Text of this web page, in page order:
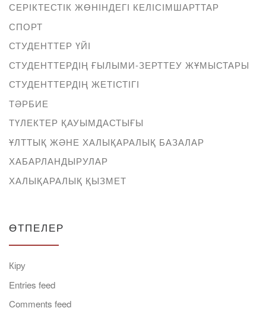
СЕРІКТЕСТІК ЖӨНІНДЕГІ КЕЛІСІМШАРТТАР
СПОРТ
СТУДЕНТТЕР ҮЙІ
СТУДЕНТТЕРДІҢ ҒЫЛЫМИ-ЗЕРТТЕУ ЖҰМЫСТАРЫ
СТУДЕНТТЕРДІҢ ЖЕТІСТІГІ
ТӘРБИЕ
ТҮЛЕКТЕР ҚАУЫМДАСТЫҒЫ
ҰЛТТЫҚ ЖӘНЕ ХАЛЫҚАРАЛЫҚ БАЗАЛАР
ХАБАРЛАНДЫРУЛАР
ХАЛЫҚАРАЛЫҚ ҚЫЗМЕТ
ӨТПЕЛЕР
Кіру
Entries feed
Comments feed